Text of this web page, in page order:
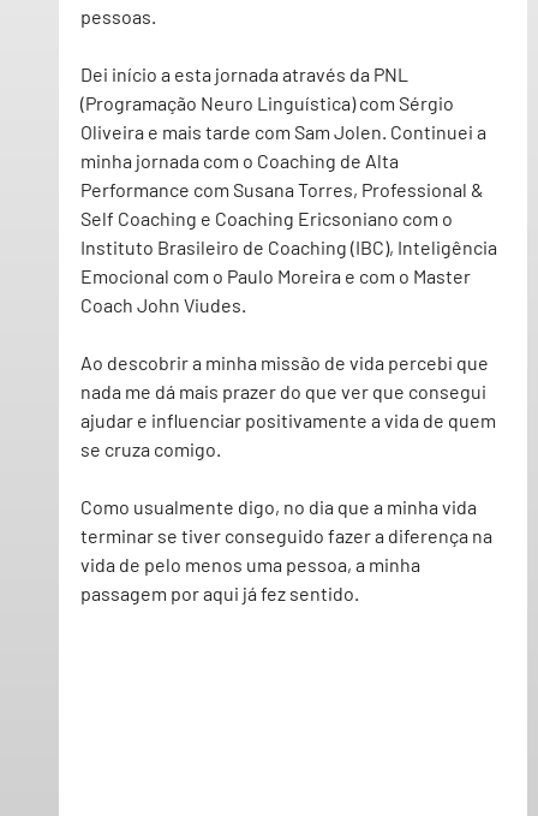
pessoas.
Dei início a esta jornada através da PNL
(Programação Neuro Linguística) com Sérgio
Oliveira e mais tarde com Sam Jolen. Continuei a
minha jornada com o Coaching de Alta
Performance com Susana Torres, Professional &
Self Coaching e Coaching Ericsoniano com o
Instituto Brasileiro de Coaching (IBC), Inteligência
Emocional com o Paulo Moreira e com o Master
Coach John Viudes.
Ao descobrir a minha missão de vida percebi que
nada me dá mais prazer do que ver que consegui
ajudar e influenciar positivamente a vida de quem
se cruza comigo.
Como usualmente digo, no dia que a minha vida
terminar se tiver conseguido fazer a diferença na
vida de pelo menos uma pessoa, a minha
passagem por aqui já fez sentido.